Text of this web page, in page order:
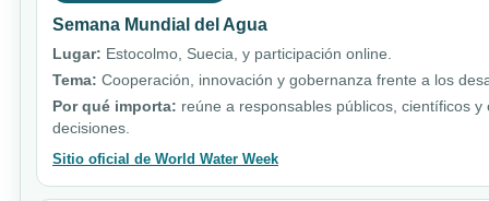
Semana Mundial del Agua
Lugar: Estocolmo, Suecia, y participación online.
Tema: Cooperación, innovación y gobernanza frente a los
Por qué importa: reúne a responsables públicos, científicos
decisiones.
Sitio oficial de World Water Week